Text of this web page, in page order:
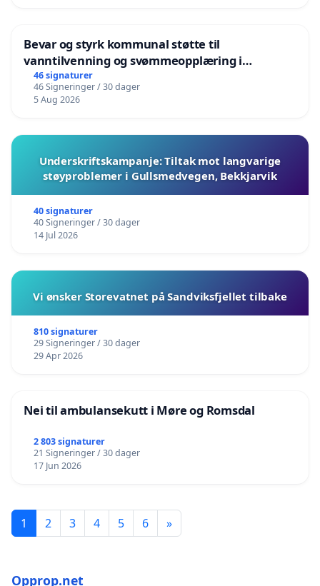
Bevar og styrk kommunal støtte til
vanntilvenning og svømmeopplæring i
barnehagene i Haugesund
46 signaturer
46 Signeringer / 30 dager
5 Aug 2026
Underskriftskampanje: Tiltak mot langvarige
støyproblemer i Gullsmedvegen, Bekkjarvik
40 signaturer
40 Signeringer / 30 dager
14 Jul 2026
Vi ønsker Storevatnet på Sandviksfjellet tilbake
810 signaturer
29 Signeringer / 30 dager
29 Apr 2026
Nei til ambulansekutt i Møre og Romsdal
2 803 signaturer
21 Signeringer / 30 dager
17 Jun 2026
1 2 3 4 5 6 »
Opprop.net